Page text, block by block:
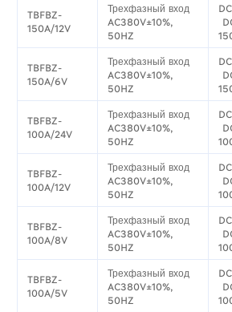
TBFBZ-
150A/12V
Трехфазный вход
AC380V±10%,
50HZ
TBFBZ-
150A/6V
Трехфазный вход
AC380V±10%,
50HZ
TBFBZ-
100A/24V
Трехфазный вход
AC380V±10%,
50HZ
TBFBZ-
100A/12V
Трехфазный вход
AC380V±10%,
50HZ
TBFBZ-
100A/8V
Трехфазный вход
AC380V±10%,
50HZ
TBFBZ-
100A/5V
Трехфазный вход
AC380V±10%,
50HZ